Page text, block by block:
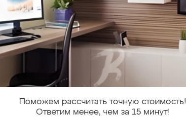
Поможем рассчитать точную стоимость!
Ответим менее, чем за 15 минут!